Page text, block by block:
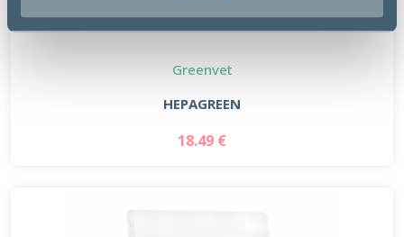
Greenvet
HEPAGREEN
18.49 €